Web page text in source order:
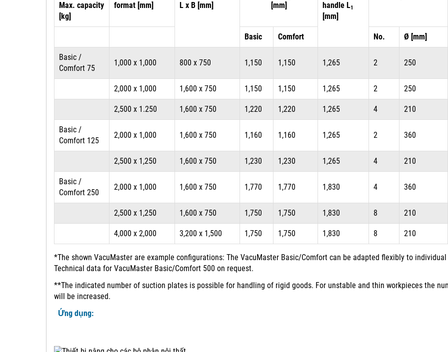
Max. capacity
[kg]
format [mm]
L x B [mm]
[mm]
handle L1
[mm]
Basic Comfort No. Ø [mm]
Basic /
Comfort 75
1,000 x 1,000 800 x 750 1,150 1,150 1,265 2 250
2,000 x 1,000 1,600 x 750 1,150 1,150 1,265 2 250
2,500 x 1.250 1,600 x 750 1,220 1,220 1,265 4 210
Basic /
Comfort 125
2,000 x 1,000 1,600 x 750 1,160 1,160 1,265 2 360
2,500 x 1,250 1,600 x 750 1,230 1,230 1,265 4 210
Basic /
Comfort 250
2,000 x 1,000 1,600 x 750 1,770 1,770 1,830 4 360
2,500 x 1,250 1,600 x 750 1,750 1,750 1,830 8 210
4,000 x 2,000 3,200 x 1,500 1,750 1,750 1,830 8 210
*The shown VacuMaster are example configurations: The VacuMaster Basic/Comfort can be adapted flexibly to
Technical data for VacuMaster Basic/Comfort 500 on request.
**The indicated number of suction plates is possible for handling of rigid goods. For unstable and thin workpieces the
will be increased.
Ứng dụng: